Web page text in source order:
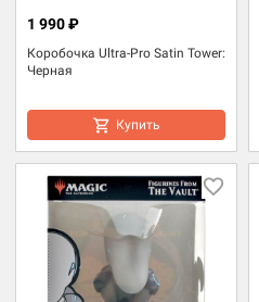
Коробочка Ultra-Pro Satin Tower:
Черная
1 990 ₽
Купить